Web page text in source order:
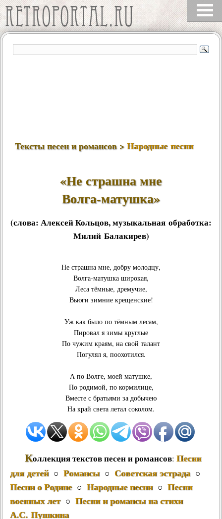
Тексты песен и романсов >Народные песни
«Не страшна мне
Волга‑матушка»
(слова: Алексей Кольцов, музыкальная обработка:
Милий Балакирев)
Не страшна мне, добру молодцу,
Волга-матушка широкая,
Леса тёмные, дремучие,
Вьюги зимние крещенские!
Уж как было по тёмным лесам,
Пировал я зимы круглые
По чужим краям, на свой талант
Погулял я, поохотился.
А по Волге, моей матушке,
По родимой, по кормилице,
Вместе с братьями за добычею
На край света летал соколом.
Коллекция текстов песен и романсов: Песни
для детей○ Романсы○ Советская эстрада○
Песни о Родине○ Народные песни○ Песни
военных лет○ Песни и романсы на стихи
А.С. Пушкина